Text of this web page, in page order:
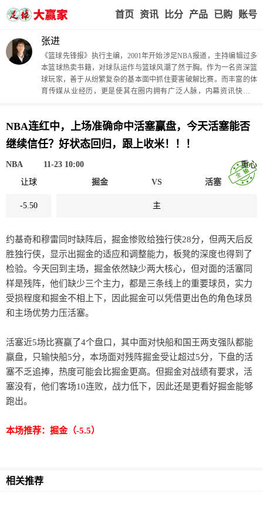
首页 赢家视点赛事比分实战版入口
我的
张进
《篮球先锋报》执行主编，2001年开始涉足NBA报道，主持编辑过多
本篮球热卖书籍，对球队运作与篮球风潮了然于胸。作为一名资深篮
球玩家，善于从纷繁复杂的基本面中抓住要害破解比赛。而丰富的体
育传媒从业经历，更是使其在圈内拥有广泛人脉，内幕资讯快人一
相关推荐
NBA连红中，上场准确命中活塞赢盘，今天活塞能否
继续信任？好状态回归，跟上收米！！！
NBA
11-23 10:00
掘金
VS 活塞
重心
让球
-5.50 主
约基奇和穆雷同时缺阵后，掘金惨败给独行侠28分，但两天后反
胜独行侠，显示出掘金的适应和调整能力，板凳的深度也得到了
检验。今天回到主场，掘金依然缺少两大核心，但对面的活塞同
样是残阵，他们缺少三个主力，都是三条线上的重要球员，实力
受损程度和掘金不相上下，因此掘金可以凭借更出色的角色球员
和主场优势力压活塞。
活塞近5场比赛赢了4个盘口，其中面对快船和国王两支强队都能
赢盘，只输快船5分，本场面对残阵掘金受让超过5分，下盘的活
塞不乏追捧，热度可能会比掘金更高。但掘金对战绩有要求，活
塞没有，他们客场10连败，战力低下，因此还是更看好掘金能够
跑出。
本场推荐：掘金（-5.5）